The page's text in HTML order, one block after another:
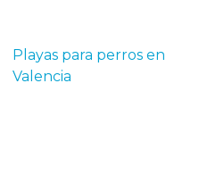
Playas para perros en
Valencia